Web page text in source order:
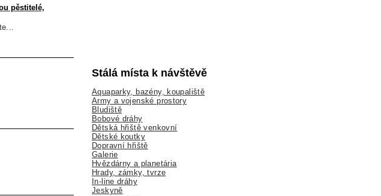
pěstitelé,
Stálá místa k návštěvě
Aquaparky, bazény, koupaliště
Army a vojenské prostory
Bludiště
Bobové dráhy
Dětská hřiště venkovní
Dětské koutky
Dopravní hřiště
Galerie
Hvězdárny a planetária
Hrady, zámky, tvrze
In-line dráhy
Jeskyně